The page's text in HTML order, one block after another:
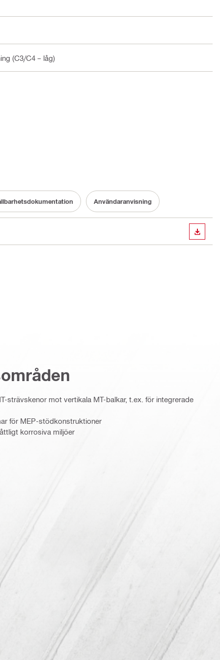
(C3/C4 – låg)
Användaranvisning
LADDA
strävskenor mot vertikala MT-balkar, t.ex. för integrerade
för MEP-stödkonstruktioner
korrosiva miljöer